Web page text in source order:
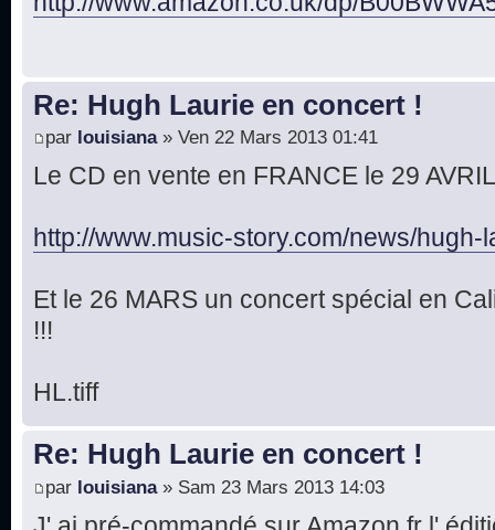
Re: Hugh Laurie en concert !
par louisiana» Ven 22 Mars 2013 01:41
Le CD en vente en FRANCE le 29
http://www.music-story.com/news/hugh-
Et le 26 MARS un concert spécial en
!!!
HL.tiff
Re: Hugh Laurie en concert !
par louisiana» Sam 23 Mars 2013 14:03